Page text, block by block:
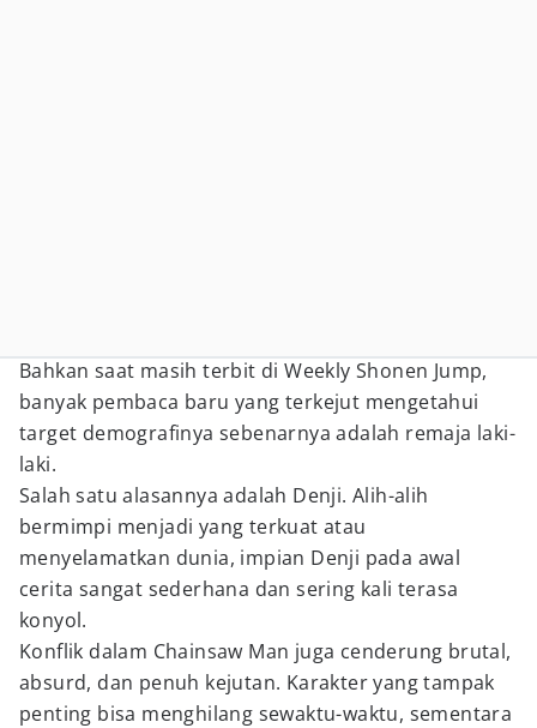
Bahkan saat masih terbit di Weekly Shonen Jump,
banyak pembaca baru yang terkejut mengetahui
target demografinya sebenarnya adalah remaja laki-
laki.
Salah satu alasannya adalah Denji. Alih-alih
bermimpi menjadi yang terkuat atau
menyelamatkan dunia, impian Denji pada awal
cerita sangat sederhana dan sering kali terasa
konyol.
Konflik dalam Chainsaw Man juga cenderung brutal,
absurd, dan penuh kejutan. Karakter yang tampak
penting bisa menghilang sewaktu-waktu, sementara